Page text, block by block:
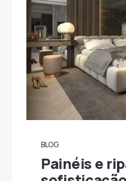
BLOG
Painéis e